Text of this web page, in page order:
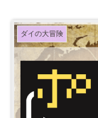
ダイの大冒険